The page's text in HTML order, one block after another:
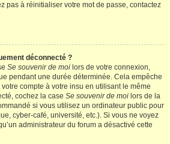
pas à réinitialiser votre mot de passe, contactez
déconnecté ?
Se souvenir de moi lors de votre connexion,
pendant une durée déterminée. Cela empêche
compte à votre insu en utilisant le même
cochez la case Se souvenir de moi lors de la
si vous utilisez un ordinateur public pour
cyber-café, université, etc.). Si vous ne voyez
administrateur du forum a désactivé cette